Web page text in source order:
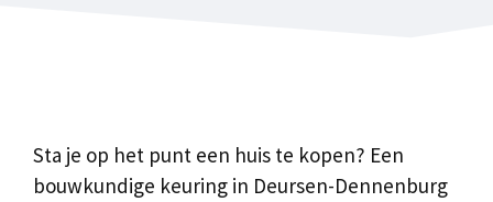
Sta je op het punt een huis te kopen? Een
bouwkundige keuring in Deursen-Dennenburg